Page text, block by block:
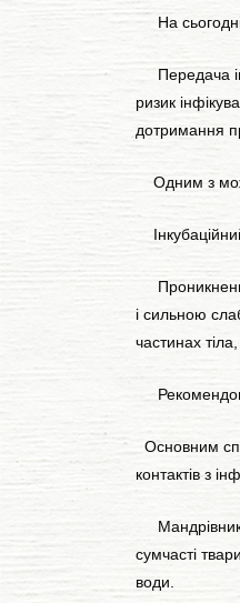
На сьогодні
Передача
ризик
дотримання
Одним з
і сильною
частинах
Основним
контактів з
сумчасті
води.